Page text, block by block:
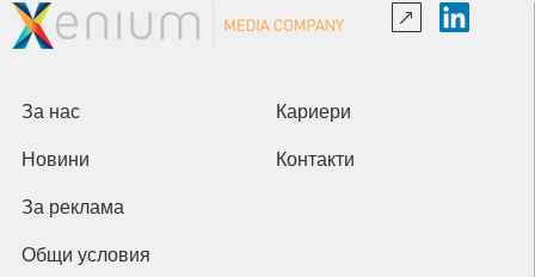
За нас Кариери
Новини Контакти
За реклама
Общи условия